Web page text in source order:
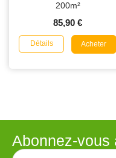
200m²
85,90 €
Détails Acheter
Abonnez-vous